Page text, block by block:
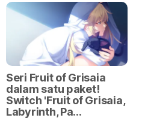
Seri Fruit of Grisaia
dalam satu paket!
Switch 'Fruit of Grisaia,
Labyrinth, Pa…